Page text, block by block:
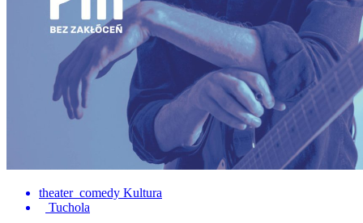
theater_comedy Kultura
Tuchola